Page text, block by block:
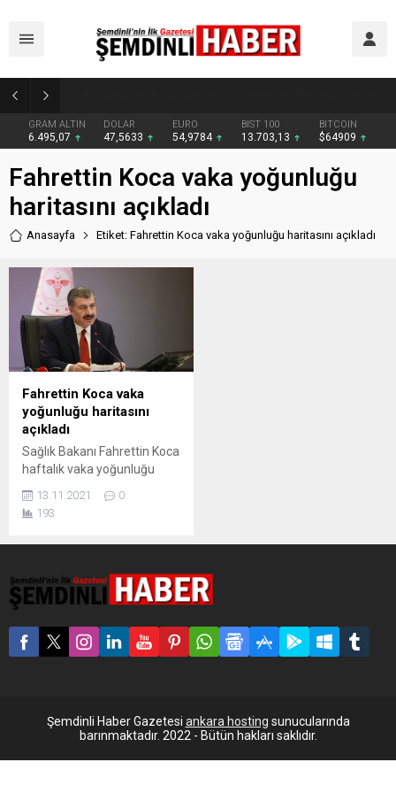
GRAM ALTIN
6.495,07
DOLAR
47,5633
EURO
54,9784
BIST 100
13.703,13
BITCOIN
$64909
Fahrettin Koca vaka yoğunluğu
haritasını açıkladı
Anasayfa Etiket: Fahrettin Koca vaka yoğunluğu haritasını açıkladı
Fahrettin Koca vaka
yoğunluğu haritasını
açıkladı
Sağlık Bakanı Fahrettin Koca
haftalık vaka yoğunluğu
kişide görülen vaka oranı
İstanbul’da 307,40,
Bakanı Fahrettin Koca, 30
Kasım-5 Ekim haftasında
illere göre korona virüsü
(Covid-19) vaka oranlarını
açıkladı. Koca’nın Twitter
13.11.2021
0
193
Şemdinli Haber Gazetesi ankara hosting sunucularında
barınmaktadır. 2022 - Bütün hakları saklıdır.